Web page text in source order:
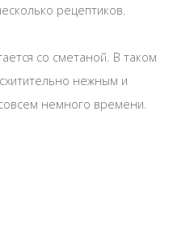
рецептиков.
со сметаной. В таком
нежным и
немного времени.